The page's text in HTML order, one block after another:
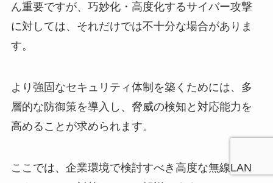
ん重要ですが、巧妙化・高度化するサイバー攻撃
に対しては、それだけでは不十分な場合がありま
す。
より強固なセキュリティ体制を築くためには、多
層的な防御策を導入し、脅威の検知と対応能力を
高めることが求められます。
ここでは、企業環境で検討すべき高度な無線LAN